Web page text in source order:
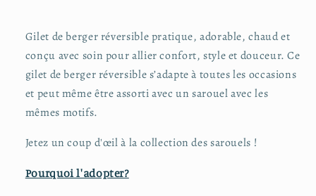
Gilet de berger réversible pratique, adorable, chaud et
conçu avec soin pour allier confort, style et douceur. Ce
gilet de berger réversible s’adapte à toutes les occasions
et peut même être assorti avec un sarouel avec les
mêmes motifs.
Jetez un coup d'œil à la collection des sarouels !
Pourquoi l'adopter?